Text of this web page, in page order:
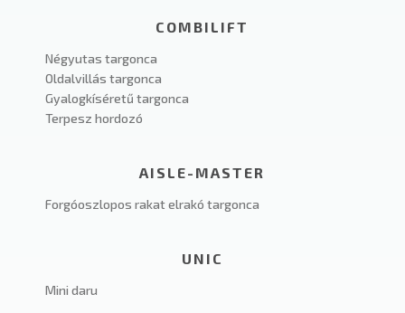
COMBILIFT
Négyutas targonca
Oldalvillás targonca
Gyalogkíséretű targonca
Terpesz hordozó
AISLE-MASTER
Forgóoszlopos rakat elrakó targonca
UNIC
Mini daru